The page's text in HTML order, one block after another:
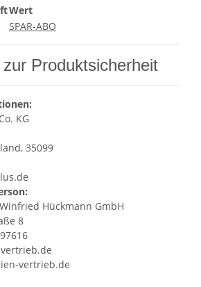
Wert
SPAR-ABO
Produktsicherheit
KG
35099
Hückmann GmbH
8
vertrieb.de